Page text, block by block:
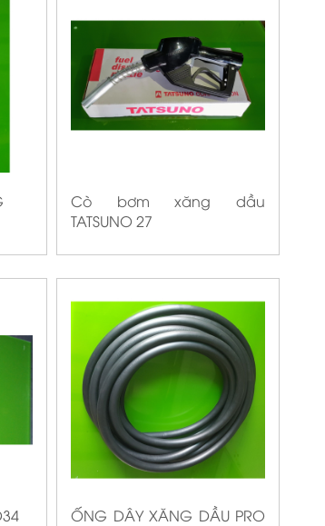
Cò bơm xăng dầu
TATSUNO 27
ỐNG DÂY XĂNG DẦU PRO